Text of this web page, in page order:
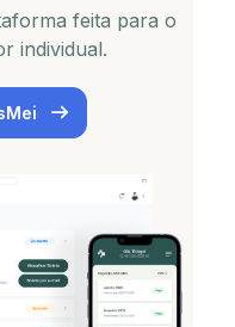
feita para o
individual.